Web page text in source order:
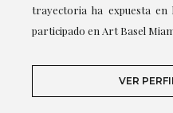
trayectoria ha expuesta
participado en Art Basel
VER